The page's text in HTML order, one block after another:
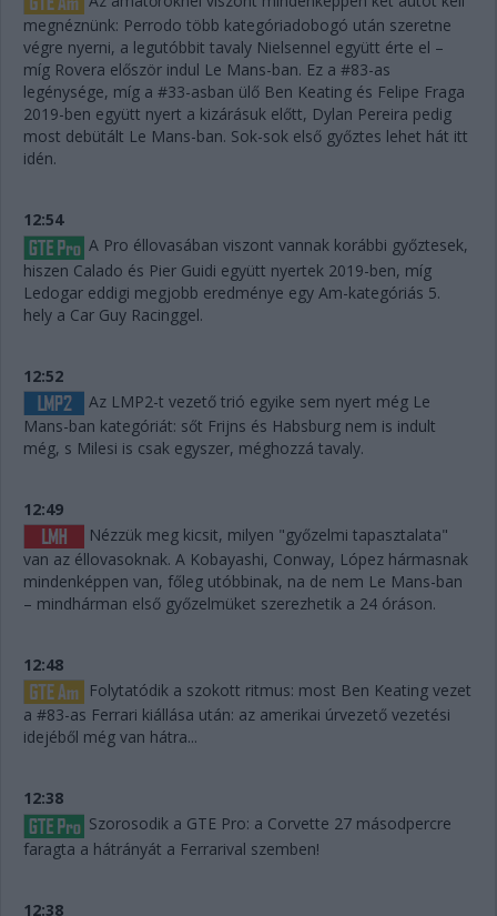
megnéznünk: Perrodo több kategóriadobogó után szeretne
végre nyerni, a legutóbbit tavaly Nielsennel együtt érte el –
míg Rovera először indul Le Mans-ban. Ez a #83-as
legénysége, míg a #33-asban ülő Ben Keating és Felipe Fraga
2019-ben együtt nyert a kizárásuk előtt, Dylan Pereira pedig
most debütált Le Mans-ban. Sok-sok első győztes lehet hát itt
idén.
12:54
A Pro éllovasában viszont vannak korábbi győztesek,
hiszen Calado és Pier Guidi együtt nyertek 2019-ben, míg
Ledogar eddigi megjobb eredménye egy Am-kategóriás 5.
hely a Car Guy Racinggel.
12:52
Az LMP2-t vezető trió egyike sem nyert még Le
Mans-ban kategóriát: sőt Frijns és Habsburg nem is indult
még, s Milesi is csak egyszer, méghozzá tavaly.
12:49
Nézzük meg kicsit, milyen "győzelmi tapasztalata"
van az éllovasoknak. A Kobayashi, Conway, López hármasnak
mindenképpen van, főleg utóbbinak, na de nem Le Mans-ban
– mindhárman első győzelmüket szerezhetik a 24 óráson.
12:48
Folytatódik a szokott ritmus: most Ben Keating vezet
a #83-as Ferrari kiállása után: az amerikai úrvezető vezetési
idejéből még van hátra...
12:38
Szorosodik a GTE Pro: a Corvette 27 másodpercre
faragta a hátrányát a Ferrarival szemben!
12:38